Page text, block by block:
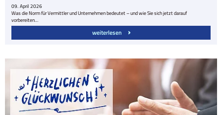
09. April 2026
Was die Norm für Vermittler und Unternehmen bedeutet – und wie Sie sich jetzt darauf
vorbereiten…
weiterlesen